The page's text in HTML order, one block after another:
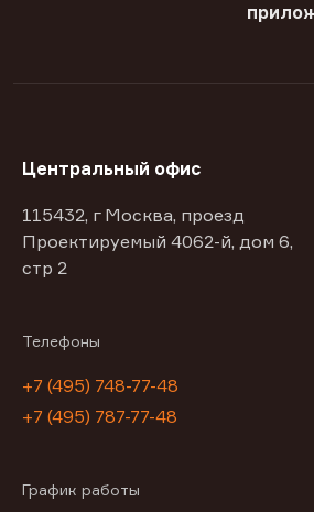
Центральный офис
115432, г Москва, проезд
Проектируемый 4062-й, дом 6,
стр 2
Телефоны
+7 (495) 748-77-48
+7 (495) 787-77-48
График работы